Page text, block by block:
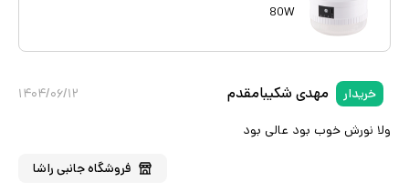
80W
خریدار مهدی شکیبامقدم
۱۴۰۴/۰۶/۱۲
ولا نورش خوب بود عالی بود
فروشگاهجانبی راشا